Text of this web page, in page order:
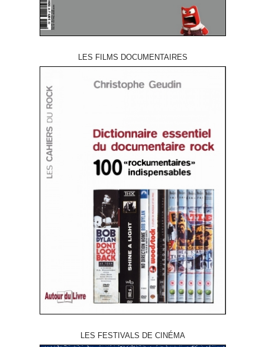
LES FILMS DOCUMENTAIRES
LES FESTIVALS DE CINÉMA